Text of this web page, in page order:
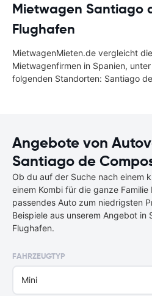
Mietwagen Santiago
Flughafen
MietwagenMieten.de vergleicht
Mietwagenfirmen in Spanien,
folgenden Standorten: Santiago
Angebote von
Santiago de
Ob du auf der Suche nach einem
einem Kombi für die ganze
passendes Auto zum niedrigsten
Beispiele aus unserem Angebot in
Flughafen.
FAHRZEUGTYP
Mini